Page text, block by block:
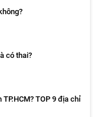
có thai?
TOP 9 địa chỉ